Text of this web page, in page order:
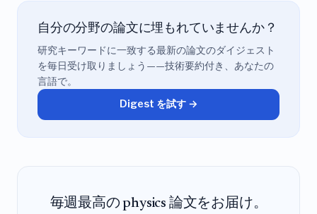
自分の分野の論文に埋もれていませんか？
研究キーワードに一致する最新の論文のダイジェスト
を毎日受け取りましょう——技術要約付き、あなたの
言語で。
Digest を試す →
毎週最高の physics 論文をお届け。